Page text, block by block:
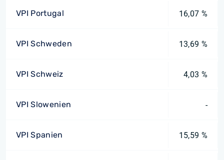
VPI Portugal 16,07 %
VPI Schweden 13,69 %
VPI Schweiz 4,03 %
VPI Slowenien -
VPI Spanien 15,59 %